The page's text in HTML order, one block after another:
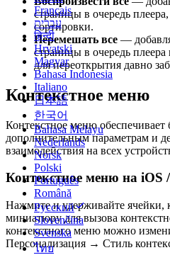
Français
עברית
हिन्दी
Hrvatski
Magyar
Bahasa Indonesia
Italiano
日本語
한국어
Bahasa Melayu
Nederlands
Norsk
Polski
Português
Română
Русский
Slovenčina
Svenska
ไทย
страницы в очередь
сортировки.
Перемешать все —
страницы в очередь
для переоткрытия давно
Контекстное меню
Контекстное меню
дополнительным параметрам и
взаимодействия на всех
Контекстное меню на iOS
Нажмите и удерживайте
миниатюру для вызова
контекстного меню можно
Персонализация → Стиль